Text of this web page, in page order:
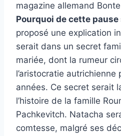
magazine allemand
Pourquoi de cette
proposé une explication
serait dans un secret
mariée, dont la rumeur
l’aristocratie autrichienne
années. Ce secret serait
l’histoire de la famille
Pachkevitch. Natacha
comtesse, malgré ses